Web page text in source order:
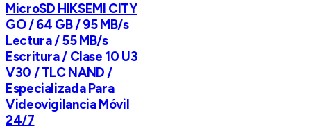
MicroSD HIKSEMI CITY
GO / 64 GB / 95 MB/s
Lectura / 55 MB/s
Escritura / Clase 10 U3
V30 / TLC NAND /
Especializada Para
Videovigilancia Móvil
24/7